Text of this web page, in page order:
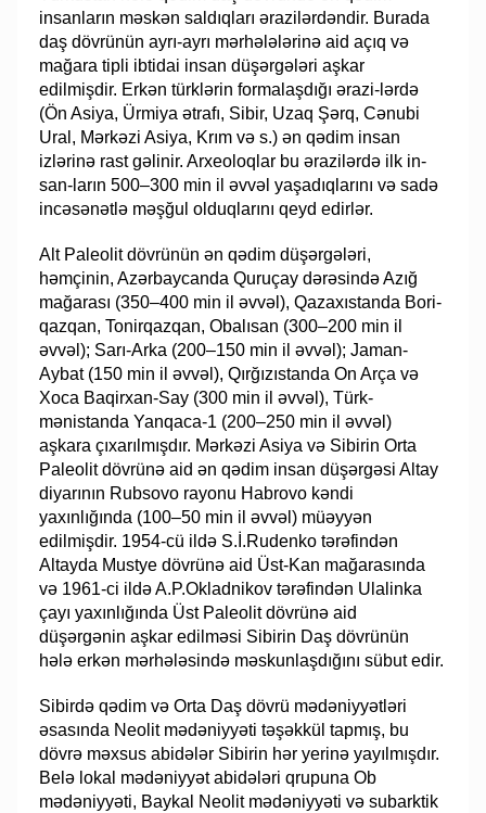
insanların məskən saldıqları əra­zilərdəndir. Burada
daş dövrünün ayrı-ayrı mərhələlərinə aid açıq və
mağara tipli ib­tidai insan düşərgələri aşkar
edilmişdir. Erkən türklərin formalaşdığı ərazi-lərdə
(Ön Asiya, Ürmiya ətrafı, Si­bir, Uzaq Şərq, Cənubi
Ural, Mərkəzi Asiya, Krım və s.) ən qədim in­san
izlərinə rast gəlinir. Arxeoloqlar bu ərazilərdə ilk in­
san-la­rın 500–300 min il əv­vəl yaşadıqlarını və sadə
incəsənətlə məşğul olduqlarını qeyd edirlər.
Alt Paleolit döv­rünün ən qədim düşərgələri,
həmçinin, Azərbaycanda Qu­ru­çay də­rə­sin­də Azığ
ma­ğarası (350–400 min il əvvəl), Qazaxıstanda Bori­
qazqan, To­­­­nirqazqan, Oba­lısan (300–200 min il
əvvəl); Sarı-Arka (200–150 min il əv­vəl); Ja­­­man-
Aybat (150 min il əvvəl), Qırğızıstanda On Arça və
Xoca Baqirxan-Say (300 min il əvvəl), Türk­­
mənistanda Yanqaca-1 (200–250 min il əvvəl)
aşkara çı­xa­rıl­­­­mış­dır. Mərkəzi Asiya və Sibirin Orta
Paleolit dövrünə aid ən qədim insan dü­şər­­gə­­si Altay
diyarının Rub­sovo rayonu Habrovo kəndi
yaxınlığında (100–50 min il əv­vəl) müəyyən
edilmişdir. 1954-cü ildə S.İ.Rudenko tərəfindən
Altayda Mustye döv­­rünə aid Üst-Kan ma­ğa­ra­sın­da
və 1961-ci ildə A.P.Okladnikov tərəfindən Ula­lin­ka
çayı ya­xın­lığında Üst Pa­le­olit dövrünə aid
düşərgənin aşkar edilməsi Sibirin Daş dövrünün
hələ erkən mər­hə­­ləsində məskunlaşdığını sübut edir.
Sibirdə qədim və Orta Daş dövrü mədəniyyətləri
əsasında Neolit mədəniyyə­ti tə­şəkkül tapmış, bu
dövrə məxsus abidələr Sibirin hər yerinə yayılmışdır.
Belə lo­kal mədəniyyət abidələri qrupuna Ob
mədəniyyəti, Bay­­kal Ne­o­lit mədəniyyəti və su­bar­ktik